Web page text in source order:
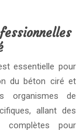
essentielle pour
du béton ciré et
organismes de
allant des
complètes pour